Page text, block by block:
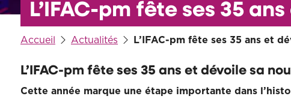
L’IFAC-pm fête ses 35
Accueil Actualités L’IFAC-pm fête ses 35 ans et
L’IFAC-pm fête ses 35 ans et dévoile sa
Cette année marque une étape importante dans